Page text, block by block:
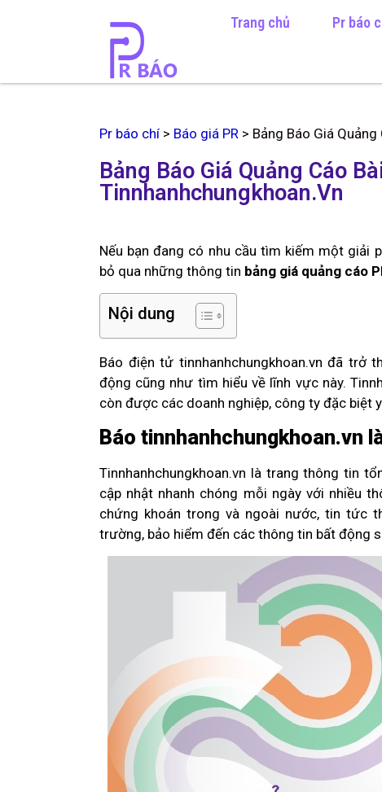
Trang chủ Pr báo
Pr báo chí > Báo giá PR > Bảng Báo Giá
Bảng Báo Giá Quảng Cáo
Tinnhanhchungkhoan.Vn
Nếu bạn đang có nhu cầu tìm kiếm một giải
bỏ qua những thông tin bảng giá quảng cáo
Nội dung
Báo điện tử tinnhanhchungkhoan.vn đã trở
động cũng như tìm hiểu về lĩnh vực này.
còn được các doanh nghiệp, công ty đặc biệt
Báo tinnhanhchungkhoan.vn
Tinnhanhchungkhoan.vn là trang thông tin
cập nhật nhanh chóng mỗi ngày với nhiều
chứng khoán trong và ngoài nước, tin tức
trường, bảo hiểm đến các thông tin bất động